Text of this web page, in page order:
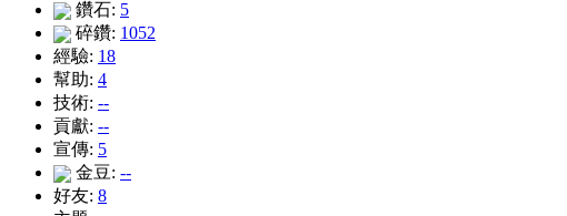
鑽石: 5
碎鑽: 1052
經驗: 18
幫助: 4
技術: --
貢獻: --
宣傳: 5
金豆: --
好友: 8